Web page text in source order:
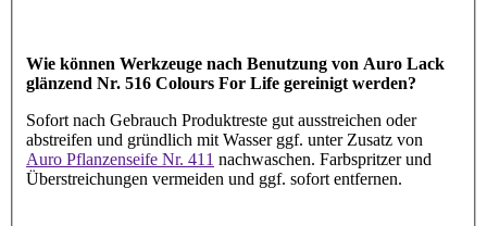
Wie können Werkzeuge nach Benutzung von Auro Lack
glänzend Nr. 516 Colours For Life gereinigt werden?
Sofort nach Gebrauch Produktreste gut ausstreichen oder
abstreifen und gründlich mit Wasser ggf. unter Zusatz von
Auro Pflanzenseife Nr. 411 nachwaschen. Farbspritzer und
Überstreichungen vermeiden und ggf. sofort entfernen.